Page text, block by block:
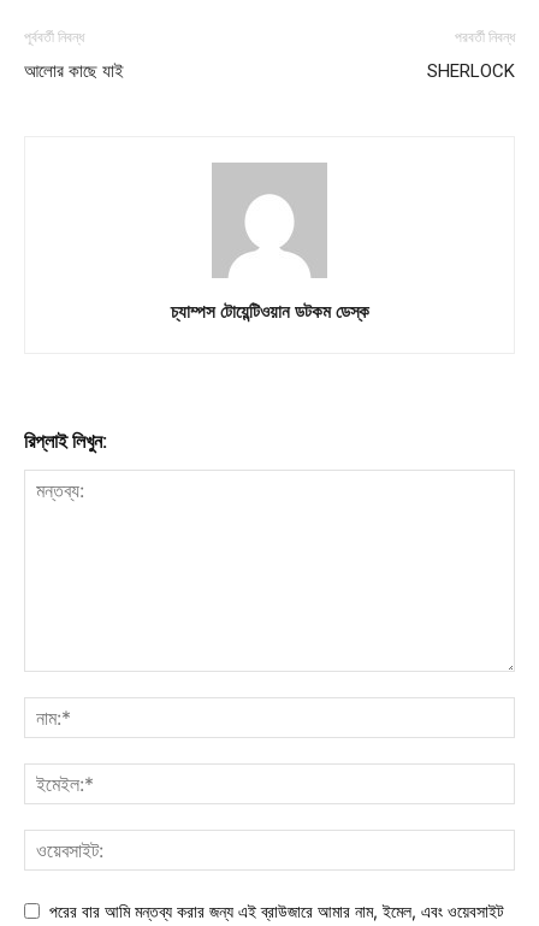
পূর্ববর্তী নিবন্ধ
আলোর কাছে যাই
পরবর্তী নিবন্ধ
SHERLOCK
চ্যাম্পস টোয়েন্টিওয়ান ডটকম ডেস্ক
রিপ্লাই লিখুন:
পরের বার আমি মন্তব্য করার জন্য এই ব্রাউজারে আমার নাম, ইমেল, এবং ওয়েবসাইট